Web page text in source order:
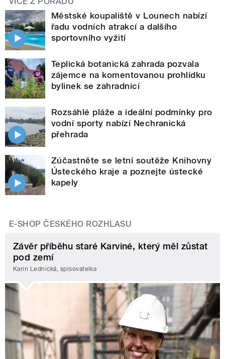
Městské koupaliště v Lounech nabízí
řadu vodních atrakcí a dalšího
sportovního vyžití
Teplická botanická zahrada pozvala
zájemce na komentovanou prohlídku
bylinek se zahradnicí
Rozsáhlé pláže a ideální podmínky pro
vodní sporty nabízí Nechranická
přehrada
Zúčastněte se letní soutěže Knihovny
Ústeckého kraje a poznejte ústecké
kapely
E-SHOP ČESKÉHO ROZHLASU
Závěr příběhu staré Karviné, který měl zůstat
pod zemí
Karin Lednická, spisovatelka